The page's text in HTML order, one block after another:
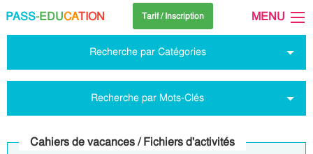
PASS-EDUCATION Tarif / Inscription MENU
Recherche par Catégories
Recherche par Mots-Clés
Cahiers de vacances / Fichiers d'activités